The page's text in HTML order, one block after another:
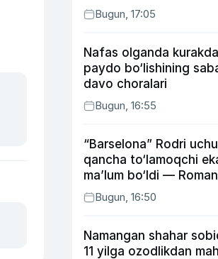
shaxs ushlandi
Bugun, 17:05
Nafas olganda
paydo bo‘lishining
davo choralari
Bugun, 16:55
“Barselona” Rodri
qancha to‘lamoqchi
ma’lum bo‘ldi —
Bugun, 16:50
Namangan shahar
11 yilga ozodlikdan